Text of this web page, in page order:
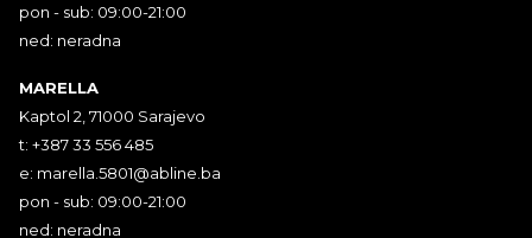
pon - sub: 09:00-21:00
ned: neradna
MARELLA
Kaptol 2, 71000 Sarajevo
t: +387 33 556 485
e: marella.5801@abline.ba
pon - sub: 09:00-21:00
ned: neradna